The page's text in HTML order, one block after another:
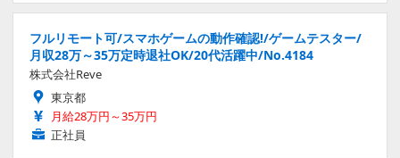
フルリモート可/スマホゲームの動作確認!/ゲームテスター/
月収28万～35万定時退社OK/20代活躍中/No.4184
株式会社Reve
東京都
月給28万円～35万円
正社員